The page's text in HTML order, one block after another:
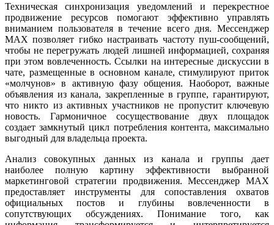
Техническая синхронизация уведомлений и перекрестное
продвижение ресурсов помогают эффективно управлять
вниманием пользователя в течение всего дня. Мессенджер
MAX позволяет гибко настраивать частоту пуш-сообщений,
чтобы не перегружать людей лишней информацией, сохраняя
при этом вовлеченность. Ссылки на интересные дискуссии в
чате, размещенные в основном канале, стимулируют приток
«молчунов» в активную фазу общения. Наоборот, важные
объявления из канала, закрепленные в группе, гарантируют,
что никто из активных участников не пропустит ключевую
новость. Гармоничное сосуществование двух площадок
создает замкнутый цикл потребления контента, максимально
выгодный для владельца проекта.
Анализ совокупных данных из канала и группы дает
наиболее полную картину эффективности выбранной
маркетинговой стратегии продвижения. Мессенджер MAX
предоставляет инструменты для сопоставления охватов
официальных постов и глубины вовлеченности в
сопутствующих обсуждениях. Понимание того, как